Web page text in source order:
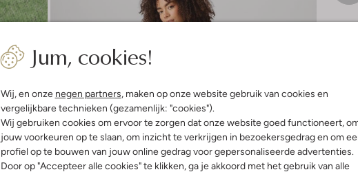
Jum, cookies!
Wij, en onze negen partners, maken op onze website gebruik van cookies en
vergelijkbare technieken (gezamenlijk: "cookies").
Wij gebruiken cookies om ervoor te zorgen dat onze website goed functioneert,
jouw voorkeuren op te slaan, om inzicht te verkrijgen in bezoekersgedrag en om
profiel op te bouwen van jouw online gedrag voor gepersonaliseerde advertenties.
Door op "Accepteer alle cookies" te klikken, ga je akkoord met het gebruik van alle